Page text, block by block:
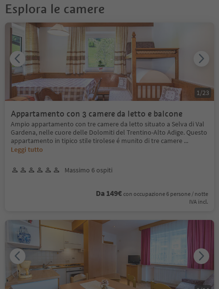
Esplora le camere
Appartamento con 3 camere da letto e balcone
Ampio appartamento con tre camere da letto situato a Selva di Val
Gardena, nelle cuore delle Dolomiti del Trentino-Alto Adige. Questo
appartamento in tipico stile tirolese é munito di tre camere ...
Leggi tutto
Massimo 6 ospiti
Da 149€ con occupazione 6 persone / notte
IVA incl.
1 /23